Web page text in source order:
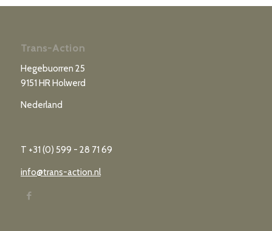
Trans-Action
Hegebuorren 25
9151 HR Holwerd
Nederland
T +31 (0) 599 - 28 71 69
info@trans-action.nl